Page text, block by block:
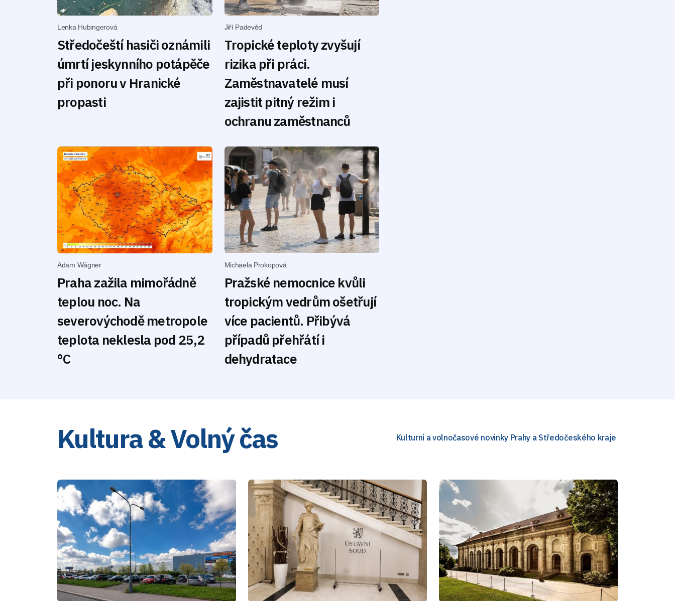
Lenka Hubingerová
Středočeští hasiči oznámili
úmrtí jeskynního potápěče
při ponoru v Hranické
propasti
Jiří Padevěd
Tropické teploty zvyšují
rizika při práci.
Zaměstnavatelé musí
zajistit pitný režim i
ochranu zaměstnanců
Adam Wágner
Praha zažila mimořádně
teplou noc. Na
severovýchodě metropole
teplota neklesla pod 25,2
°C
Michaela Prokopová
Pražské nemocnice kvůli
tropickým vedrům ošetřují
více pacientů. Přibývá
případů přehřátí i
dehydratace
Kultura & Volný čas Kulturní a volnočasové novinky Prahy a Středočeského kraje